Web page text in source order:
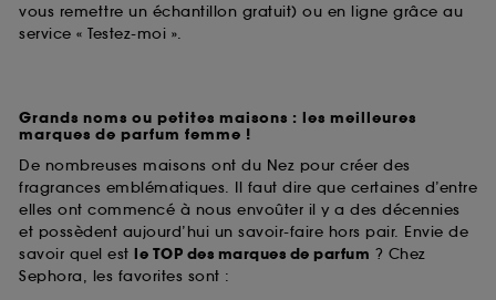
vous remettre un échantillon gratuit) ou en ligne grâce au
service « Testez-moi ».
Grands noms ou petites maisons : les meilleures
marques de parfum femme !
De nombreuses maisons ont du Nez pour créer des
fragrances emblématiques. Il faut dire que certaines d’entre
elles ont commencé à nous envoûter il y a des décennies
et possèdent aujourd’hui un savoir-faire hors pair. Envie de
savoir quel est le TOP des marques de parfum ? Chez
Sephora, les favorites sont :